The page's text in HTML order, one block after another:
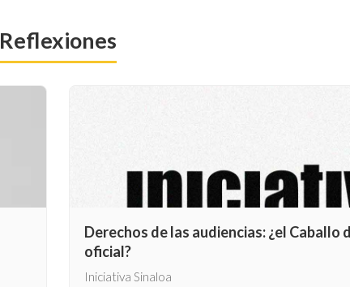
Reflexiones
Derechos de las audiencias: ¿el Caballo
oficial?
Iniciativa Sinaloa